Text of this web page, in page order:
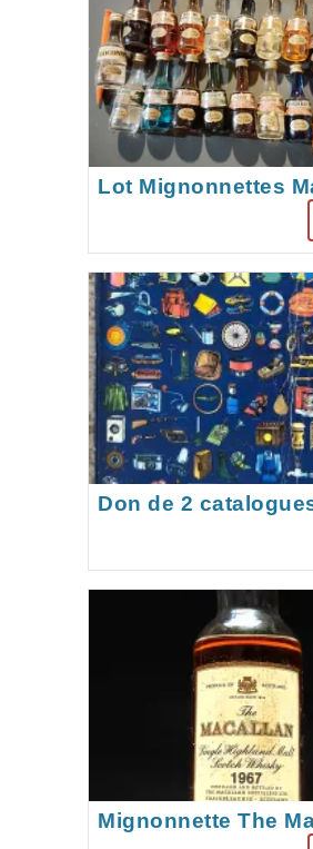
Lot Mignonnettes
Don de 2
Mignonnette The